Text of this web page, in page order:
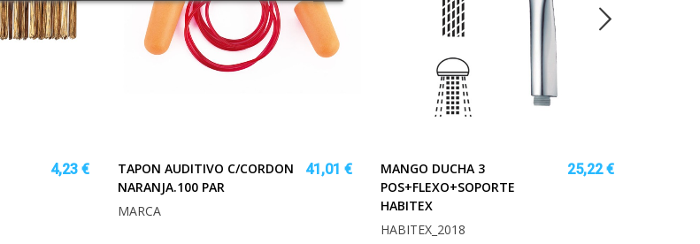
4,23 €
TAPON AUDITIVO C/CORDON
NARANJA.100 PAR
41,01 €
MARCA
MANGO DUCHA 3
POS+FLEXO+SOPORTE
HABITEX
25,22 €
HABITEX_2018